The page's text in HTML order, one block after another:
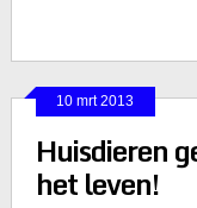
10 mrt 2013
Huisdieren
het leven!